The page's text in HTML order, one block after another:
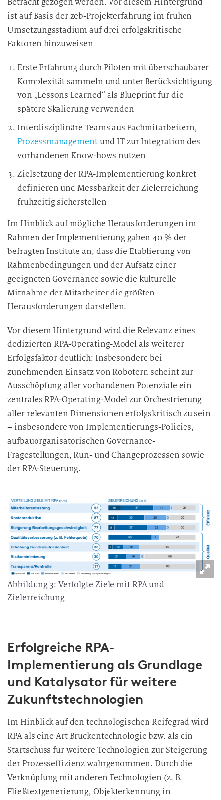
Betracht gezogen werden. Vor diesem Hintergrund
ist auf Basis der zeb-Projekterfahrung im frühen
Umsetzungsstadium auf drei erfolgskritische
Faktoren hinzuweisen
Erste Erfahrung durch Piloten mit überschaubarer
Komplexität sammeln und unter Berücksichtigung
von „Lessons Learned“ als Blueprint für die
spätere Skalierung verwenden
Interdisziplinäre Teams aus Fachmitarbeitern,
Prozessmanagementund IT zur Integration des
vorhandenen Know-hows nutzen
Zielsetzung der RPA-Implementierung konkret
definieren und Messbarkeit der Zielerreichung
frühzeitig sicherstellen
Im Hinblick auf mögliche Herausforderungen im
Rahmen der Implementierung gaben 40 % der
befragten Institute an, dass die Etablierung von
Rahmenbedingungen und der Aufsatz einer
geeigneten Governance sowie die kulturelle
Mitnahme der Mitarbeiter die größten
Herausforderungen darstellen.
Vor diesem Hintergrund wird die Relevanz eines
dedizierten RPA-Operating-Model als weiterer
Erfolgsfaktor deutlich: Insbesondere bei
zunehmenden Einsatz von Robotern scheint zur
Ausschöpfung aller vorhandenen Potenziale ein
zentrales RPA-Operating-Model zur Orchestrierung
aller relevanten Dimensionen erfolgskritisch zu sein
– insbesondere von Implementierungs-Policies,
aufbauorganisatorischen Governance-
Fragestellungen, Run- und Changeprozessen sowie
der RPA-Steuerung.
Abbildung 3: Verfolgte Ziele mit RPA und
Zielerreichung
Erfolgreiche RPA-
Implementierung als Grundlage
und Katalysator für weitere
Zukunftstechnologien
Im Hinblick auf den technologischen Reifegrad wird
RPA als eine Art Brückentechnologie bzw. als ein
Startschuss für weitere Technologien zur Steigerung
der Prozesseffizienz wahrgenommen. Durch die
Verknüpfung mit anderen Technologien (z. B.
Fließtextgenerierung, Objekterkennung in